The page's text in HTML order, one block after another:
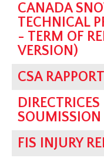
CANADA
TECHNICAL
- TERM OF
VERSION)
CSA
SOUMISSION
FIS INJURY